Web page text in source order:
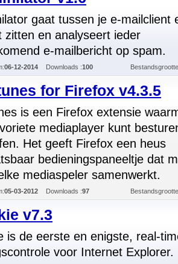
gaat tussen je e-mailclient
zitten en analyseert ieder
e-mailbericht op spam.
06-12-2014 Downloads :100
for Firefox v4.3.5
is een Firefox extensie
mediaplayer kunt
Het geeft Firefox een heus
bedieningspaneeltje dat
mediaspeler samenwerkt.
05-03-2012 Downloads :97
v7.3
is de eerste en enigste, real-
voor Internet Explorer.